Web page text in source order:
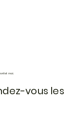
et mai.
vous les